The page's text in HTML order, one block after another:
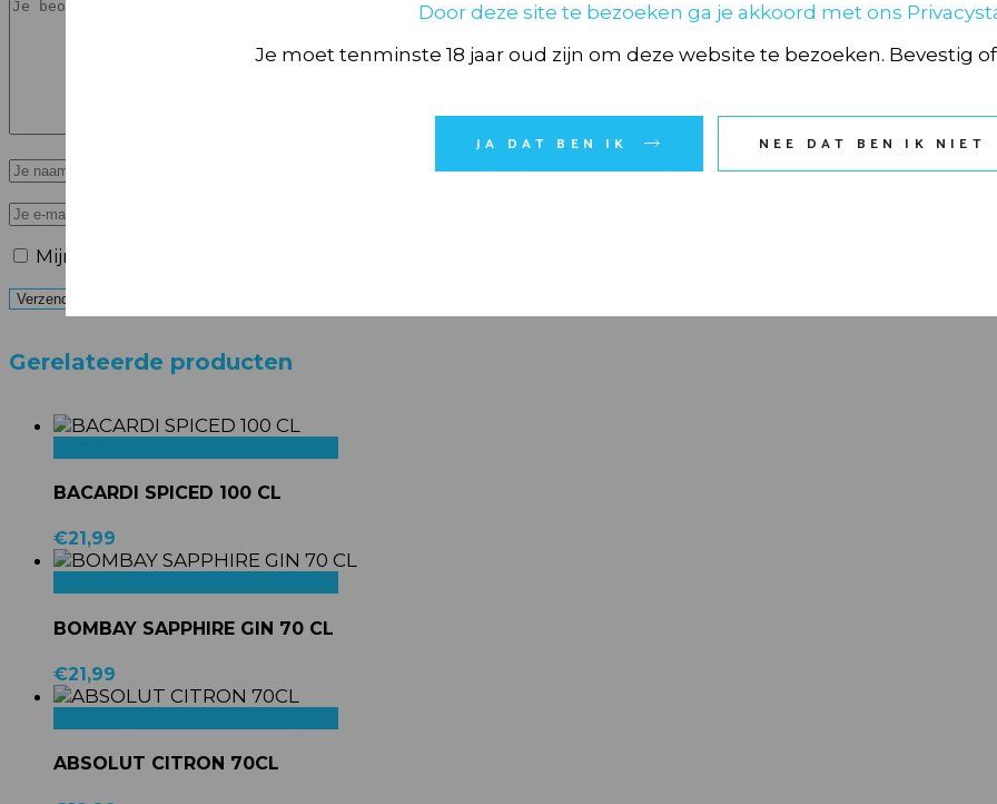
Door deze site te bezoeken ga je akkoord met ons
Je moet tenminste 18 jaar oud zijn om deze website te bezoeken. Bevestig
JA DAT BEN IK NEE DAT BEN IK NIET
Mijn naam, e-mail en site opslaan in deze browser voor de volgende keer wanneer ik een reactie
Verzenden
Gerelateerde producten
BACARDI SPICED 100 CL
€21,99
BOMBAY SAPPHIRE GIN 70 CL
€21,99
ABSOLUT CITRON 70CL